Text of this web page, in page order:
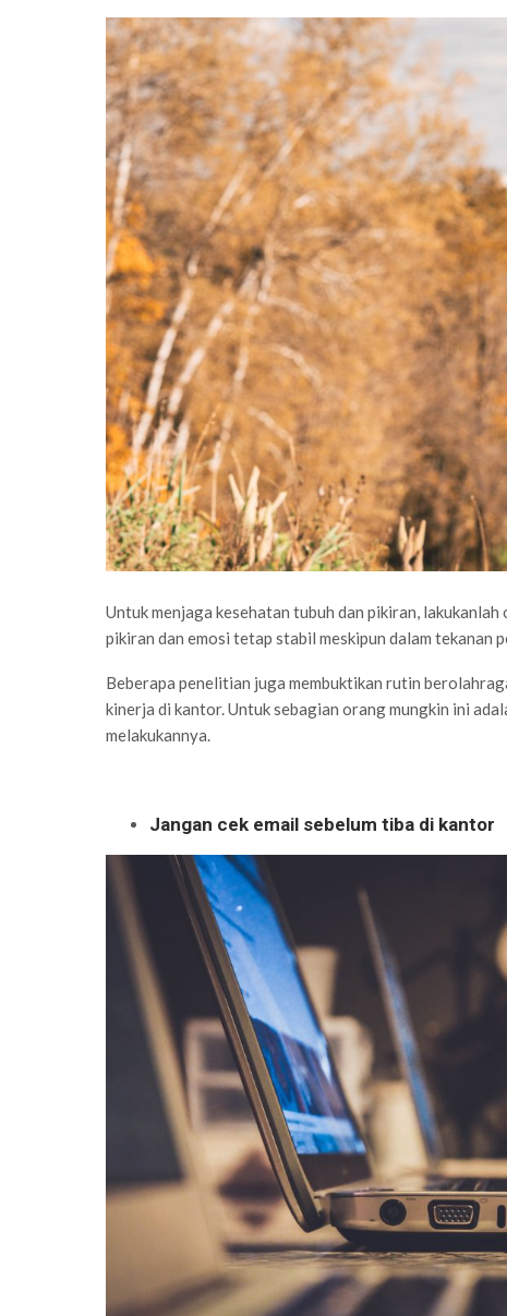
Untuk menjaga kesehatan tubuh dan pikiran,
pikiran dan emosi tetap stabil meskipun dalam tekanan
Beberapa penelitian juga membuktikan rutin
kinerja di kantor. Untuk sebagian orang mungkin ini
melakukannya.
Jangan cek email sebelum tiba di kantor